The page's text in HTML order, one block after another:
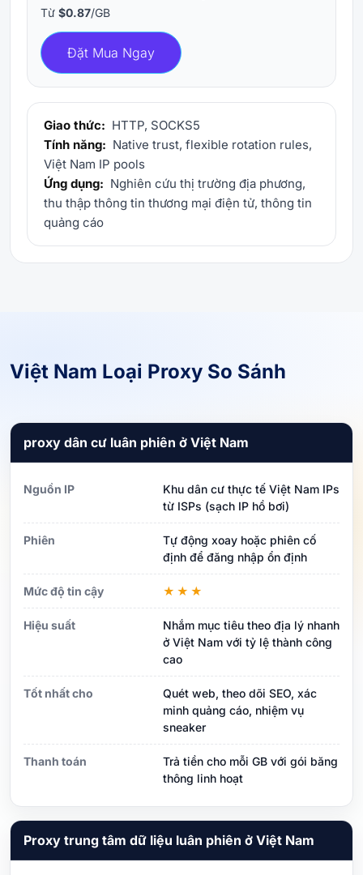
Từ $0.87/GB
Đặt Mua Ngay
Giao thức: HTTP, SOCKS5
Tính năng: Native trust, flexible rotation rules,
Việt Nam IP pools
Ứng dụng: Nghiên cứu thị trường địa phương,
thu thập thông tin thương mại điện tử, thông tin
quảng cáo
Việt Nam Loại Proxy So Sánh
proxy dân cư luân phiên ở Việt Nam
Nguồn IP
Khu dân cư thực tế Việt Nam IPs
từ ISPs (sạch IP hồ bơi)
Phiên
Tự động xoay hoặc phiên cố
định để đăng nhập ổn định
Mức độ tin cậy ★★★
Hiệu suất
Nhắm mục tiêu theo địa lý nhanh
ở Việt Nam với tỷ lệ thành công
cao
Tốt nhất cho
Quét web, theo dõi SEO, xác
minh quảng cáo, nhiệm vụ
sneaker
Thanh toán
Trả tiền cho mỗi GB với gói băng
thông linh hoạt
Proxy trung tâm dữ liệu luân phiên ở Việt Nam